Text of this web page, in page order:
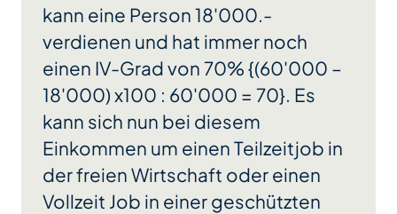
kann eine Person 18'000.-
verdienen und hat immer noch
einen IV-Grad von 70% {(60'000 –
18'000) x100 : 60'000 = 70}. Es
kann sich nun bei diesem
Einkommen um einen Teilzeitjob in
der freien Wirtschaft oder einen
Vollzeit Job in einer geschützten